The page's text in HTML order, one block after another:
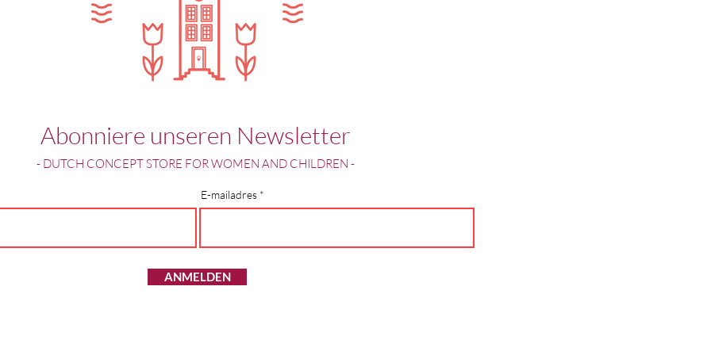
Abonniere unseren Newsletter
- DUTCH CONCEPT STORE FOR WOMEN AND CHILDREN -
E-mailadres
ANMELDEN